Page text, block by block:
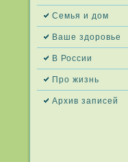
Семья и дом
Ваше здоровье
В России
Про жизнь
Архив запи­сей